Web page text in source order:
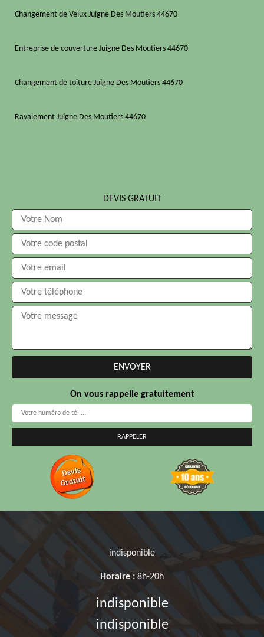
Changement de Velux Juigne Des Moutiers 44670
Entreprise de couverture Juigne Des Moutiers 44670
Changement de toiture Juigne Des Moutiers 44670
Ravalement Juigne Des Moutiers 44670
DEVIS GRATUIT
On vous rappelle gratuitement
indisponible
Horaire : 8h-20h
indisponible
indisponible